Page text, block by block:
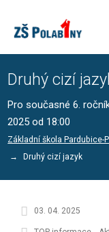
Druhý cizí
Pro současné 6.
2025 od 18:00
Základní škola Pardubice-
Druhý cizí jazyk
03. 04. 2025